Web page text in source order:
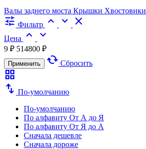
Валы заднего моста Крышки Хвостовики
tune Фильтр expand_less expand_more close
Цена expand_less expand_more
9 ₽ 514800 ₽
Применить cached Сбросить
grid_view
swap_vert По-умолчанию
По-умолчанию
По алфавиту От А до Я
По алфавиту От Я до А
Сначала дешевле
Сначала дороже